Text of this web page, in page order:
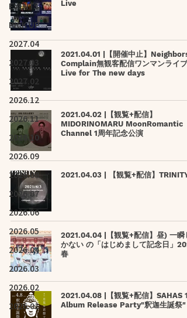
EVENTS
PICK UP
2027.04
2027.03
2027.02
2026.12
2026.11
2026.10
2026.09
2026.08
2026.07
2026.06
2026.05
2026.04
2026.03
2026.02
2026.01
Live
2021.04.01 |【開催中止】Neighbors
Complain無観客配信ワンマンライブ
Live for The new days
2021.04.02 |【観覧+配信】
MIDORINOMARU MoonRomantic
Channel 1周年記念公演
2021.04.03 | 【観覧+配信】TRINITY
2021.04.04 |【観覧+配信】昼) 一瞬
かない の「はじめまして記念日」
春
2021.04.08 |【観覧+配信】SAHAS
Album Release Party"釈迦生誕祭"